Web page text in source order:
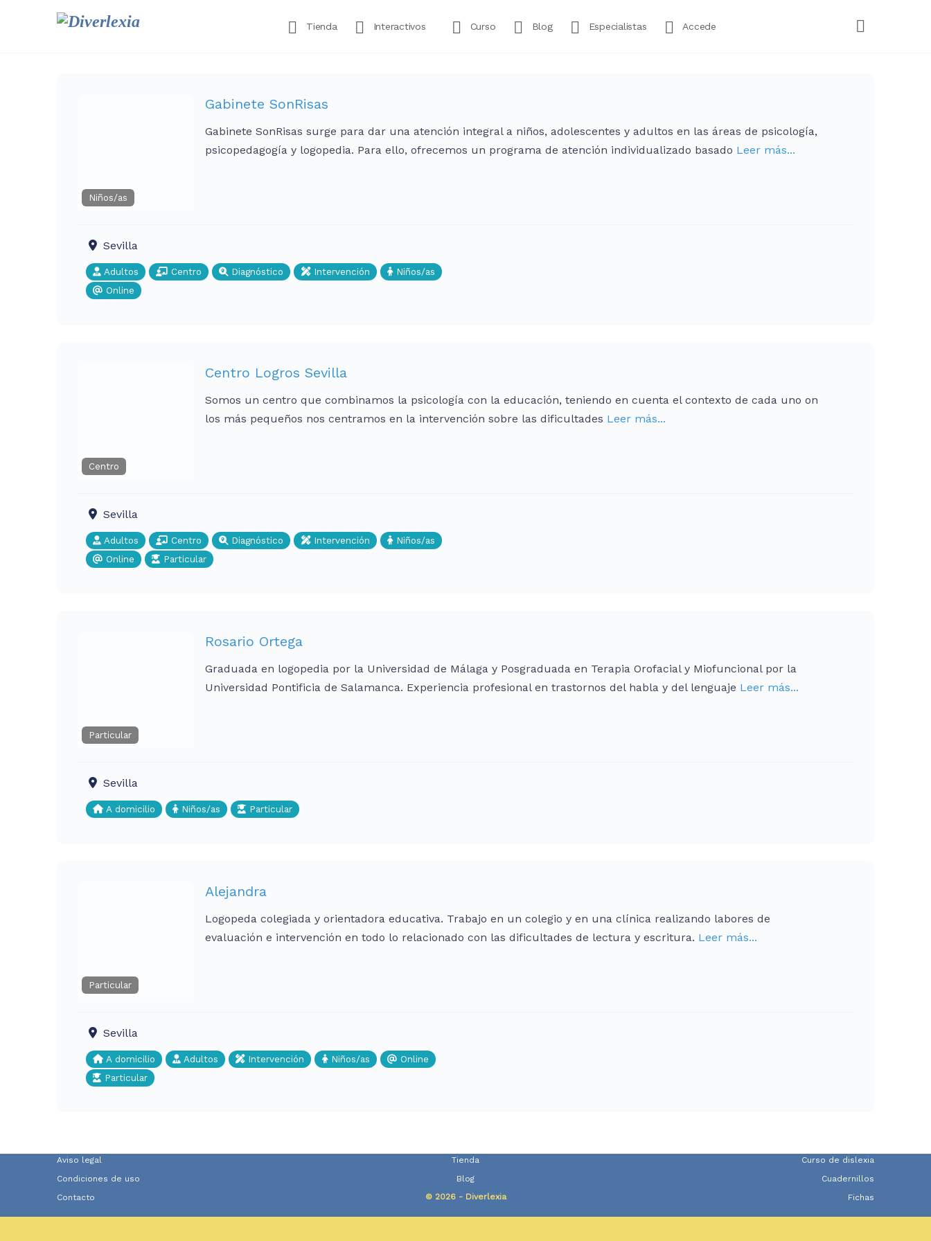
Tienda Interactivos Curso Blog Especialistas Accede
Niños/as
Gabinete SonRisas
Gabinete SonRisas surge para dar una atención integral a niños, adolescentes y adultos en las áreas de psicología,
psicopedagogía y logopedia. Para ello, ofrecemos un programa de atención individualizado basado Leer más...
Sevilla
Adultos Centro Diagnóstico Intervención
Niños/as
Online
Centro
Centro Logros Sevilla
Somos un centro que combinamos la psicología con la educación, teniendo en cuenta el contexto de cada uno on
los más pequeños nos centramos en la intervención sobre las dificultades Leer más...
Sevilla
Adultos Centro Diagnóstico Intervención
Niños/as
Online
Particular
Particular
Rosario Ortega
Graduada en logopedia por la Universidad de Málaga y Posgraduada en Terapia Orofacial y Miofuncional por la
Universidad Pontificia de Salamanca. Experiencia profesional en trastornos del habla y del lenguaje Leer más...
Sevilla
A domicilio Niños/as Particular
Particular
Alejandra
Logopeda colegiada y orientadora educativa. Trabajo en un colegio y en una clínica realizando labores de
evaluación e intervención en todo lo relacionado con las dificultades de lectura y escritura. Leer más...
Sevilla
A domicilio Adultos Intervención Niños/as
Online
Particular
Aviso legal
Condiciones de uso
Contacto
Tienda
Blog
© 2026 - Diverlexia
Curso de dislexia
Cuadernillos
Fichas